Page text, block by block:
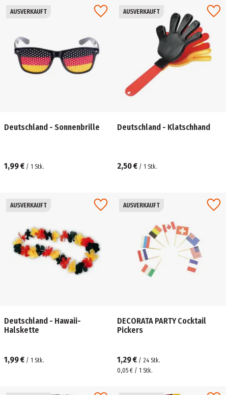
AUSVERKAUFT
Deutschland - Sonnenbrille
1,99 € / 1 Stk.
AUSVERKAUFT
Deutschland - Klatschhand
2,50 € / 1 Stk.
AUSVERKAUFT
Deutschland - Hawaii-
Halskette
1,99 € / 1 Stk.
AUSVERKAUFT
DECORATA PARTY Cocktail
Pickers
1,29 € / 24 Stk.
0,05 € / 1 Stk.